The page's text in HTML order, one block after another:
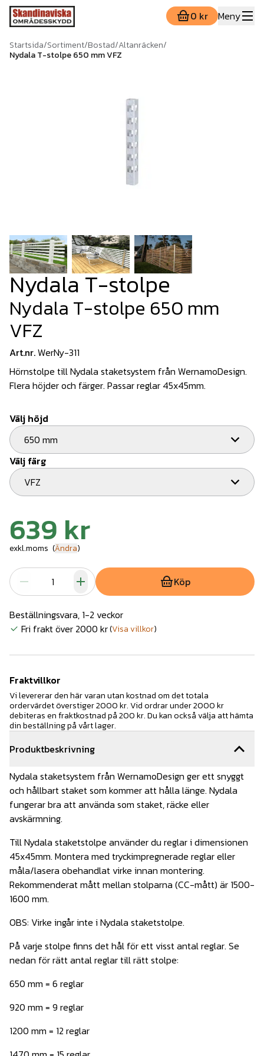
0 kr Meny
Startsida/Sortiment/Bostad/Altanräcken/
Nydala T-stolpe 650 mm VFZ
Produktbeskrivning
Nydala staketsystem från WernamoDesign ger ett snyggt
och hållbart staket som kommer att hålla länge. Nydala
fungerar bra att använda som staket, räcke eller
avskärmning.
Till Nydala staketstolpe använder du reglar i dimensionen
45x45mm. Montera med tryckimpregnerade reglar eller
måla/lasera obehandlat virke innan montering.
Rekommenderat mått mellan stolparna (CC-mått) är 1500-
1600 mm.
OBS: Virke ingår inte i Nydala staketstolpe.
På varje stolpe finns det hål för ett visst antal reglar. Se
nedan för rätt antal reglar till rätt stolpe:
650 mm = 6 reglar
920 mm = 9 reglar
1200 mm = 12 reglar
Nydala T-stolpe
Nydala T-stolpe 650 mm
VFZ
Art.nr.WerNy-311
Hörnstolpe till Nydala staketsystem från WernamoDesign.
Flera höjder och färger. Passar reglar 45x45mm.
Välj höjd
650 mm
Välj färg
VFZ
639 kr
exkl.moms (Ändra)
Köp
Beställningsvara, 1-2 veckor
Fri frakt över 2000 kr(Visa villkor)
Fraktvillkor
Vi levererar den här varan utan kostnad om det totala
ordervärdet överstiger 2000 kr. Vid ordrar under 2000 kr
debiteras en fraktkostnad på 200 kr. Du kan också välja att hämta
din beställning på vårt lager.